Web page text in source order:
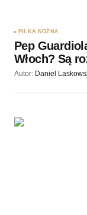
PIŁKA NOŻNA
Pep
Włoch? Są
Autor: Daniel